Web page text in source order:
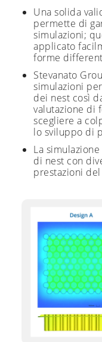
Una solida
permette di
simulazioni;
applicato
forme
Stevanato
simulazioni
dei nest così
valutazione di
scegliere a
lo sviluppo di
La
di nest con
prestazioni